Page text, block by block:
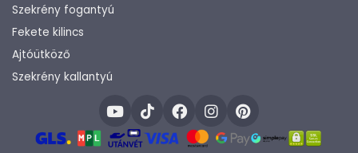
Szekrény fogantyú
Fekete kilincs
Ajtóütköző
Szekrény kallantyú